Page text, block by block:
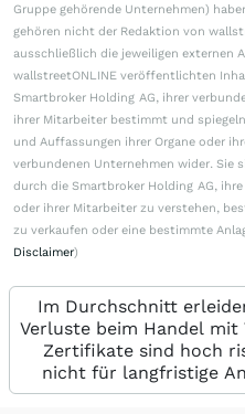
Gruppe gehörende Unternehmen)
gehören nicht der Redaktion von
ausschließlich die jeweiligen externen
wallstreetONLINE veröffentlichten
Smartbroker Holding AG, ihrer
ihrer Mitarbeiter bestimmt und
und Auffassungen ihrer Organe oder
verbundenen Unternehmen wider. Sie
durch die Smartbroker Holding AG,
oder ihrer Mitarbeiter zu verstehen,
zu verkaufen oder eine bestimmte
Disclaimer)
Im Durchschnitt
Verluste beim Handel
Zertifikate sind hoch
nicht für langfristige